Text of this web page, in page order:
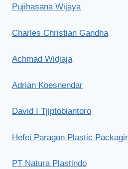
Pujihasana Wijaya
Charles Christian Gandha
Achmad Widjaja
Adrian Koesnendar
David I Tjiptobiantoro
Hefei Paragon Plastic
PT Natura Plastindo